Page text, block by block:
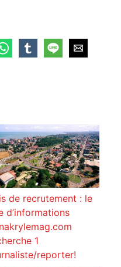
de recrutement : le
d’informations
1
reporter!